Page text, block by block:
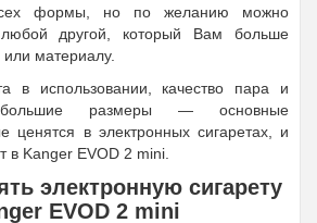
формы, но по желанию можно
другой, который Вам больше
материалу.
качество пара и
размеры — основные
ценятся в электронных сигаретах, и
в Kanger EVOD 2 mini.
электронную сигарету
EVOD 2 mini